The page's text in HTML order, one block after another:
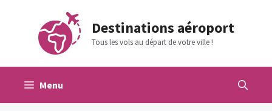
contenu
Destinations aéroport
Tous les vols au départ de votre ville !
Menu